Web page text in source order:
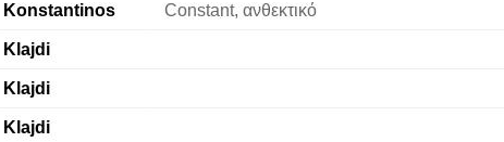
Konstantinos Constant, ανθεκτικό
Klajdi
Klajdi
Klajdi